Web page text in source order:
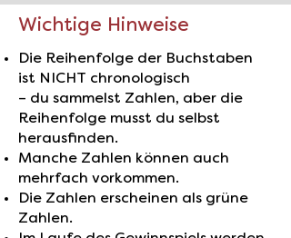
Wichtige Hinweise
Die Reihenfolge der Buchstaben
ist NICHT chronologisch
– du sammelst Zahlen, aber die
Reihenfolge musst du selbst
herausfinden.
Manche Zahlen können auch
mehrfach vorkommen.
Die Zahlen erscheinen als grüne
Zahlen.